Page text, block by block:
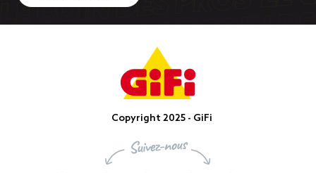
Copyright 2025 - GiFi